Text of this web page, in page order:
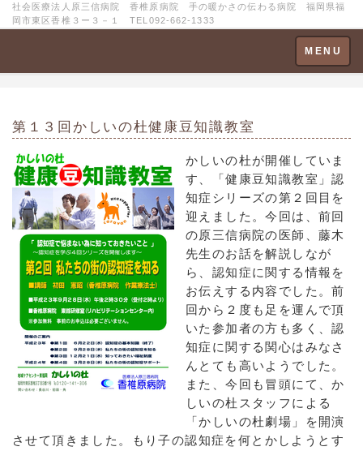
社会医療法人原三信病院 香椎原病院 手の暖かさの伝わる病院 福岡県福
岡市東区香椎３ー３－１ TEL092-662-1333
Toggle
navigation
MENU
第１３回かしいの杜健康豆知識教室
かしいの杜が開催していま
す、「健康豆知識教室」認
知症シリーズの第２回目を
迎えました。今回は、前回
の原三信病院の医師、藤木
先生のお話を解説しなが
ら、認知症に関する情報を
お伝えする内容でした。前
回から２度も足を運んで頂
いた参加者の方も多く、認
知症に関する関心はみなさ
んとても高いようでした。
また、今回も冒頭にて、か
しいの杜スタッフによる
「かしいの杜劇場」を開演
させて頂きました。もり子の認知症を何とかしようとす